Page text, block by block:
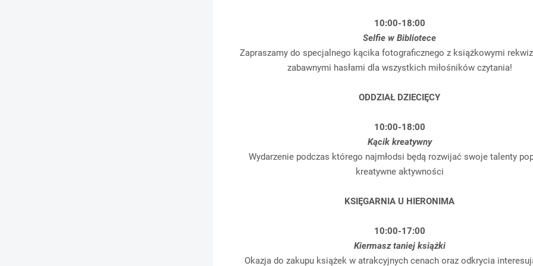
10:00-18:00
Selfie w Bibliotece
Zapraszamy do specjalnego kącika fotograficznego z książkowymi
zabawnymi hasłami dla wszystkich miłośników czytania!
ODDZIAŁ DZIECIĘCY
10:00-18:00
Kącik kreatywny
Wydarzenie podczas którego najmłodsi będą rozwijać swoje talenty
kreatywne aktywności
KSIĘGARNIA U HIERONIMA
10:00-17:00
Kiermasz taniej książki
Okazja do zakupu książek w atrakcyjnych cenach oraz odkrycia